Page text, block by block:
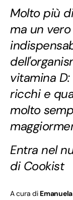
Molto più
ma un
vitamina
ricchi e
molto
Entra nel
di Cookist
A cura di